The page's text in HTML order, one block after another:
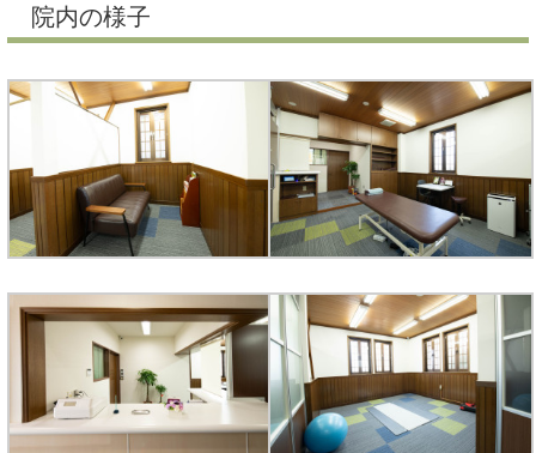
院内の様子